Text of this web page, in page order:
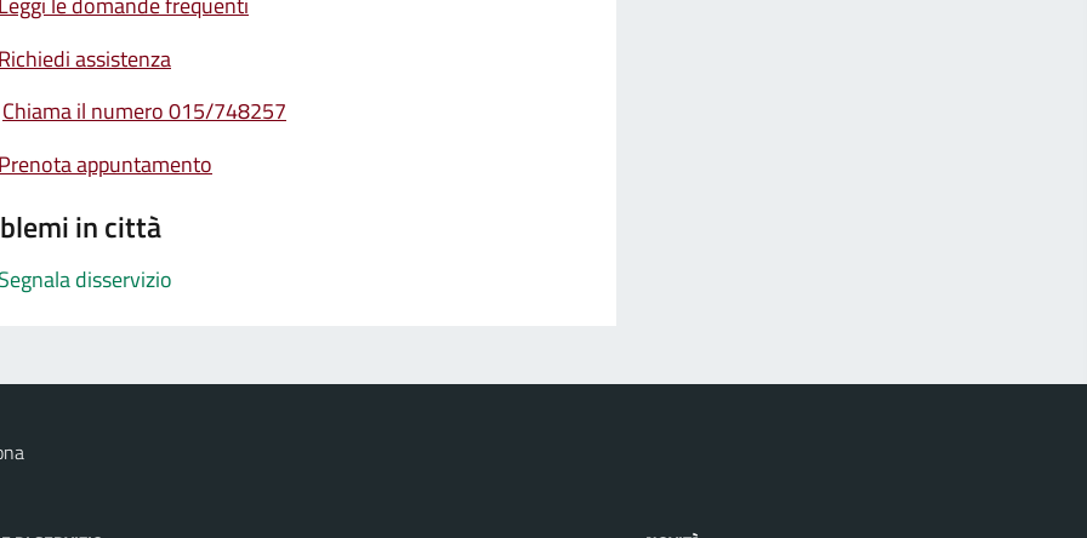
Richiedi assistenza
Chiama il numero 015/748257
Prenota appuntamento
in città
Segnala disservizio